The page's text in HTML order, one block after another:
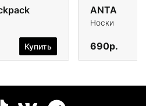
Купить
ANTA
Носки
690р.